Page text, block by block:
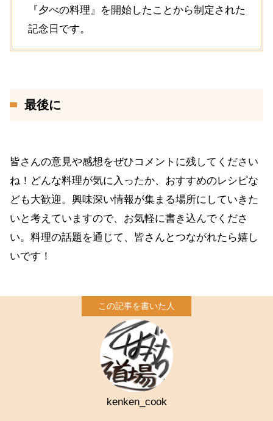
『夕べの料理』を開始したことから制定された
記念日です。
最後に
皆さんの意見や感想をぜひコメントに残してください
ね！どんな料理が気に入ったか、おすすめのレシピな
ども大歓迎。興味深い情報が集まる場所にしていきた
いと考えていますので、お気軽に書き込んでくださ
い。料理の話題を通じて、皆さんとつながれたら嬉し
いです！
kenken_cook